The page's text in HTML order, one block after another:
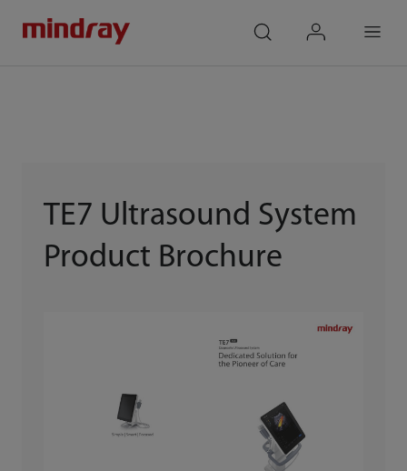
TE7 Ultrasound System
Product Brochure